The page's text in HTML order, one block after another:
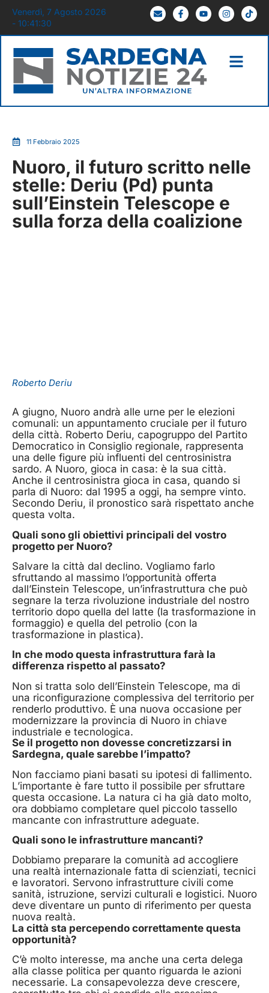
Venerdì, 7 Agosto 2026
- 10:41:31
11 Febbraio 2025
Nuoro, il futuro scritto nelle
stelle: Deriu (Pd) punta
sull’Einstein Telescope e
sulla forza della coalizione
Roberto Deriu
A giugno, Nuoro andrà alle urne per le elezioni
comunali: un appuntamento cruciale per il futuro
della città. Roberto Deriu, capogruppo del Partito
Democratico in Consiglio regionale, rappresenta
una delle figure più influenti del centrosinistra
sardo. A Nuoro, gioca in casa: è la sua città.
Anche il centrosinistra gioca in casa, quando si
parla di Nuoro: dal 1995 a oggi, ha sempre vinto.
Secondo Deriu, il pronostico sarà rispettato anche
questa volta.
Quali sono gli obiettivi principali del vostro
progetto per Nuoro?
Salvare la città dal declino. Vogliamo farlo
sfruttando al massimo l’opportunità offerta
dall’Einstein Telescope, un’infrastruttura che può
segnare la terza rivoluzione industriale del nostro
territorio dopo quella del latte (la trasformazione in
formaggio) e quella del petrolio (con la
trasformazione in plastica).
In che modo questa infrastruttura farà la
differenza rispetto al passato?
Non si tratta solo dell’Einstein Telescope, ma di
una riconfigurazione complessiva del territorio per
renderlo produttivo. È una nuova occasione per
modernizzare la provincia di Nuoro in chiave
industriale e tecnologica.
Se il progetto non dovesse concretizzarsi in
Sardegna, quale sarebbe l’impatto?
Non facciamo piani basati su ipotesi di fallimento.
L’importante è fare tutto il possibile per sfruttare
questa occasione. La natura ci ha già dato molto,
ora dobbiamo completare quel piccolo tassello
mancante con infrastrutture adeguate.
Quali sono le infrastrutture mancanti?
Dobbiamo preparare la comunità ad accogliere
una realtà internazionale fatta di scienziati, tecnici
e lavoratori. Servono infrastrutture civili come
sanità, istruzione, servizi culturali e logistici. Nuoro
deve diventare un punto di riferimento per questa
nuova realtà.
La città sta percependo correttamente questa
opportunità?
C’è molto interesse, ma anche una certa delega
alla classe politica per quanto riguarda le azioni
necessarie. La consapevolezza deve crescere,